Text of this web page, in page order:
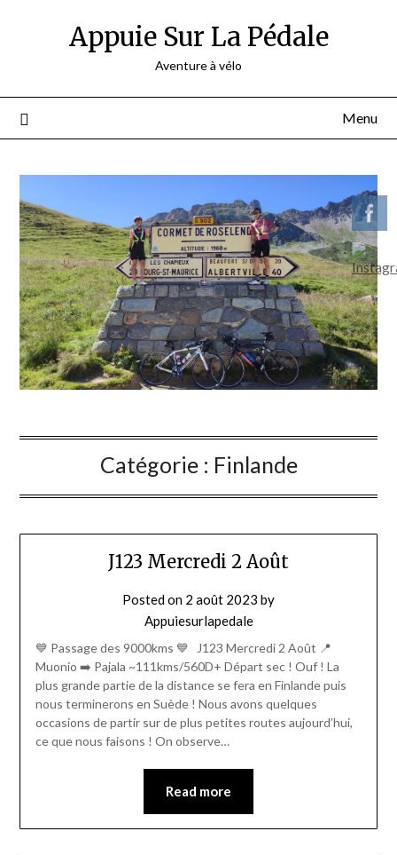
Appuie Sur La Pédale
Aventure à vélo
Menu
Catégorie : Finlande
J123 Mercredi 2 Août
Posted on 2 août 2023 by
Appuiesurlapedale
💙 Passage des 9000kms 💙 J123 Mercredi 2 Août 📍
Muonio ➡️ Pajala ~111kms/560D+ Départ sec ! Ouf ! La
plus grande partie de la distance se fera en Finlande puis
nous terminerons en Suède ! Nous avons quelques
occasions de partir sur de plus petites routes aujourd’hui,
ce que nous faisons ! On observe…
Read more